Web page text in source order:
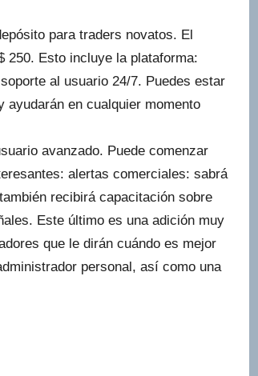
para traders novatos. El
250. Esto incluye la plataforma:
al usuario 24/7. Puedes estar
ayudarán en cualquier momento
avanzado. Puede comenzar
alertas comerciales: sabrá
recibirá capacitación sobre
Este último es una adición muy
que le dirán cuándo es mejor
personal, así como una